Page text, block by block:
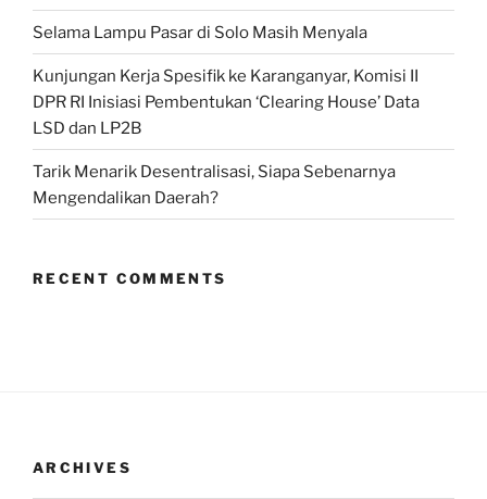
Selama Lampu Pasar di Solo Masih Menyala
Kunjungan Kerja Spesifik ke Karanganyar, Komisi II
DPR RI Inisiasi Pembentukan ‘Clearing House’ Data
LSD dan LP2B
Tarik Menarik Desentralisasi, Siapa Sebenarnya
Mengendalikan Daerah?
RECENT COMMENTS
ARCHIVES